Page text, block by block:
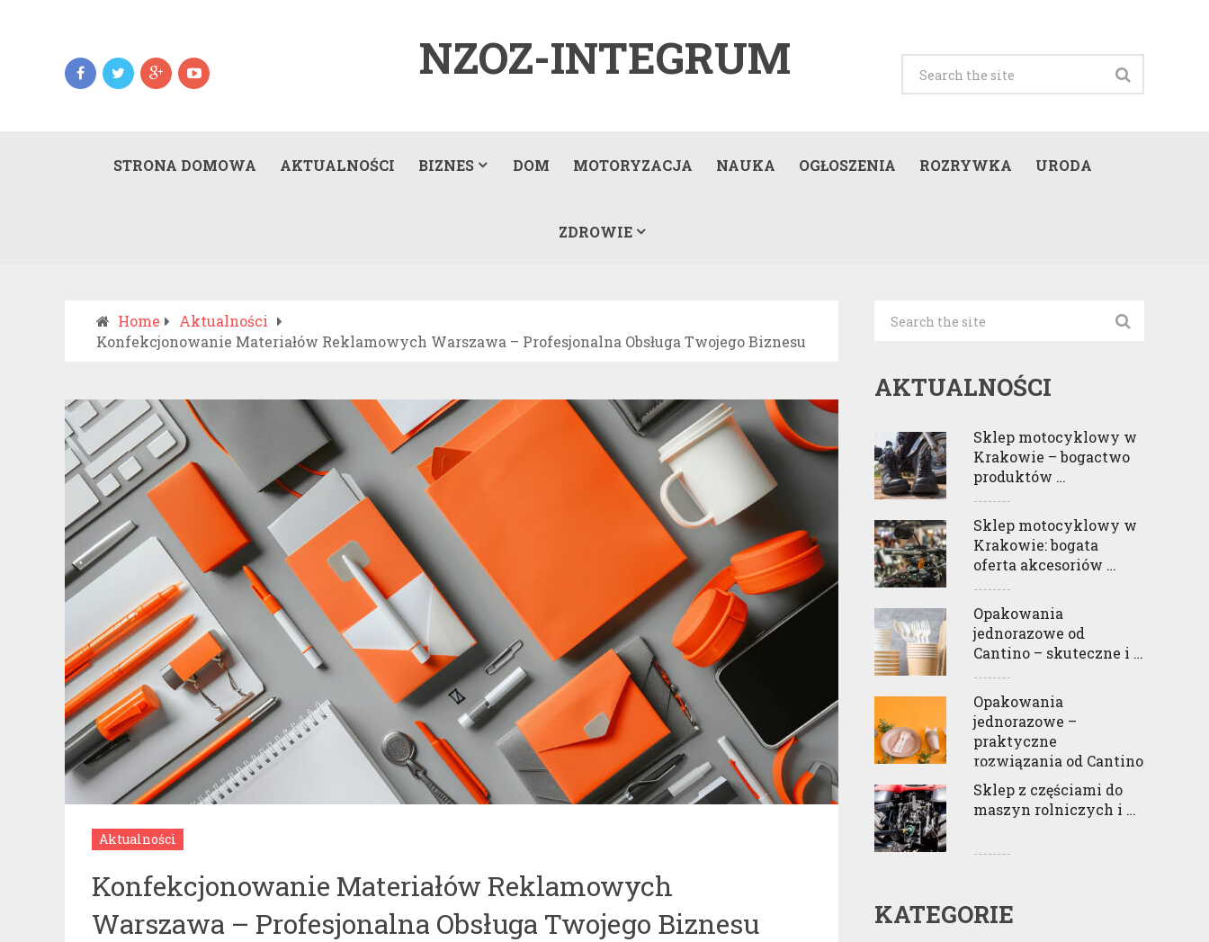
NZOZ-INTEGRUM
STRONA DOMOWA AKTUALNOŚCI BIZNES DOM MOTORYZACJA NAUKA OGŁOSZENIA ROZRYWKA URODA
ZDROWIE
Home
Aktualności
Konfekcjonowanie Materiałów Reklamowych Warszawa – Profesjonalna Obsługa Twojego Biznesu
Aktualności
Konfekcjonowanie Materiałów Reklamowych
Warszawa – Profesjonalna Obsługa Twojego Biznesu
AKTUALNOŚCI
Sklep motocyklowy w
Krakowie – bogactwo
produktów …
Sklep motocyklowy w
Krakowie: bogata
oferta akcesoriów …
Opakowania
jednorazowe od
Cantino – skuteczne i …
Opakowania
jednorazowe –
praktyczne
rozwiązania od Cantino
Sklep z częściami do
maszyn rolniczych i …
KATEGORIE